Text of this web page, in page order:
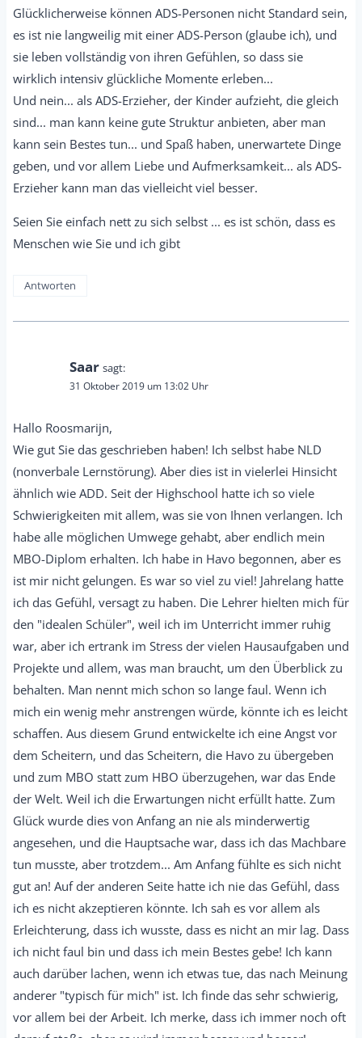
Glücklicherweise können ADS-Personen nicht Standard sein,
es ist nie langweilig mit einer ADS-Person (glaube ich), und
sie leben vollständig von ihren Gefühlen, so dass sie
wirklich intensiv glückliche Momente erleben...
Und nein... als ADS-Erzieher, der Kinder aufzieht, die gleich
sind... man kann keine gute Struktur anbieten, aber man
kann sein Bestes tun... und Spaß haben, unerwartete Dinge
geben, und vor allem Liebe und Aufmerksamkeit... als ADS-
Erzieher kann man das vielleicht viel besser.
Seien Sie einfach nett zu sich selbst ... es ist schön, dass es
Menschen wie Sie und ich gibt
Antworten
Saar sagt:
31 Oktober 2019 um 13:02 Uhr
Hallo Roosmarijn,
Wie gut Sie das geschrieben haben! Ich selbst habe NLD
(nonverbale Lernstörung). Aber dies ist in vielerlei Hinsicht
ähnlich wie ADD. Seit der Highschool hatte ich so viele
Schwierigkeiten mit allem, was sie von Ihnen verlangen. Ich
habe alle möglichen Umwege gehabt, aber endlich mein
MBO-Diplom erhalten. Ich habe in Havo begonnen, aber es
ist mir nicht gelungen. Es war so viel zu viel! Jahrelang hatte
ich das Gefühl, versagt zu haben. Die Lehrer hielten mich für
den "idealen Schüler", weil ich im Unterricht immer ruhig
war, aber ich ertrank im Stress der vielen Hausaufgaben und
Projekte und allem, was man braucht, um den Überblick zu
behalten. Man nennt mich schon so lange faul. Wenn ich
mich ein wenig mehr anstrengen würde, könnte ich es leicht
schaffen. Aus diesem Grund entwickelte ich eine Angst vor
dem Scheitern, und das Scheitern, die Havo zu übergeben
und zum MBO statt zum HBO überzugehen, war das Ende
der Welt. Weil ich die Erwartungen nicht erfüllt hatte. Zum
Glück wurde dies von Anfang an nie als minderwertig
angesehen, und die Hauptsache war, dass ich das Machbare
tun musste, aber trotzdem... Am Anfang fühlte es sich nicht
gut an! Auf der anderen Seite hatte ich nie das Gefühl, dass
ich es nicht akzeptieren könnte. Ich sah es vor allem als
Erleichterung, dass ich wusste, dass es nicht an mir lag. Dass
ich nicht faul bin und dass ich mein Bestes gebe! Ich kann
auch darüber lachen, wenn ich etwas tue, das nach Meinung
anderer "typisch für mich" ist. Ich finde das sehr schwierig,
vor allem bei der Arbeit. Ich merke, dass ich immer noch oft